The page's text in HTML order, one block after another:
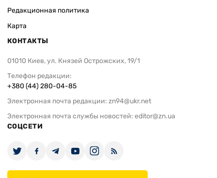
Редакционная политика
Карта
КОНТАКТЫ
01010 Киев, ул. Князей Острожских, 19/1
Телефон редакции:
+380 (44) 280-04-85
Электронная почта редакции: zn94@ukr.net
Электронная почта службы новостей: editor@zn.ua
СОЦСЕТИ